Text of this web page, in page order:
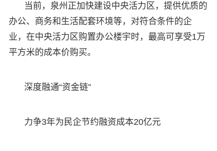
当前，泉州正加快建设中央活力区，提供优质的
办公、商务和生活配套环境等，对符合条件的企
业，在中央活力区购置办公楼宇时，最高可享受1万
平方米的成本价购买。
深度融通“资金链”
力争3年为民企节约融资成本20亿元